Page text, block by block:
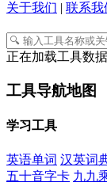
关于我们 联系我
正在加载工具数
工具导航地图
学习工具
英语单词 汉英词
五十音字卡 九九